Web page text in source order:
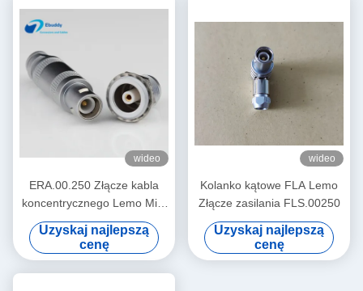
wideo
ERA.00.250 Złącze kabla
koncentrycznego Lemo Mini
00 ERA Koncentryczne
gniazdo żeńskie
Uzyskaj najlepszą
cenę
wideo
Kolanko kątowe FLA Lemo
Złącze zasilania FLS.00250
Uzyskaj najlepszą
cenę